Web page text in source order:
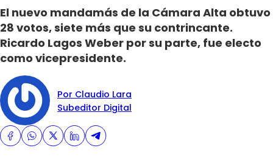
El nuevo mandamás de la Cámara Alta obtuvo
28 votos, siete más que su contrincante.
Ricardo Lagos Weber por su parte, fue electo
como vicepresidente.
Por Claudio Lara
Subeditor Digital